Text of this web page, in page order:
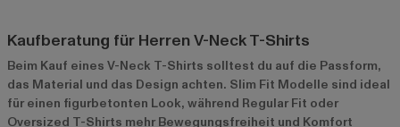
Kaufberatung für Herren V-Neck T-Shirts
Beim Kauf eines V-Neck T-Shirts solltest du auf die Passform,
das Material und das Design achten. Slim Fit Modelle sind ideal
für einen figurbetonten Look, während Regular Fit oder
Oversized T-Shirts mehr Bewegungsfreiheit und Komfort